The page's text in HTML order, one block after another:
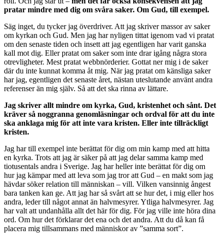
pratar mindre med dig om svåra saker. Om Gud, till exempel.
Säg inget, du tycker jag överdriver. Att jag skriver massor av saker
om kyrkan och Gud. Men jag har nyligen tittat igenom vad vi pratat
om den senaste tiden och insett att jag egentligen har varit ganska
kall mot dig. Eller pratat om saker som inte drar igång några stora
otrevligheter. Mest pratat webbnörderier. Gottat ner mig i de saker
där du inte kunnat komma åt mig. När jag pratat om känsliga saker
har jag, egentligen det senaste året, nästan uteslutande använt andra
referenser än mig själv. Så att det ska rinna av lättare.
Jag skriver allt mindre om kyrka, Gud, kristenhet och sånt. Det
kräver så noggranna genomläsningar och ordval för att du inte
ska anklaga mig för att inte vara kristen. Eller inte tillräckligt
kristen.
Jag har till exempel inte berättat för dig om min kamp med att hitta
en kyrka. Trots att jag är säker på att jag delar samma kamp med
tiotusentals andra i Sverige. Jag har heller inte berättat för dig om
hur jag kämpar med att leva som jag tror att Gud – en makt som jag
hävdar söker relation till människan – vill. Vilken vansinnig ångest
bara tanken kan ge. Att jag har så svårt att se hur det, i mig eller hos
andra, leder till något annat än halvmesyrer. Ytliga halvmesyrer. Jag
har valt att undanhålla allt det här för dig. För jag ville inte höra dina
ord. Om hur det förklarar det ena och det andra. Att du då kan få
placera mig tillsammans med människor av ”samma sort”.